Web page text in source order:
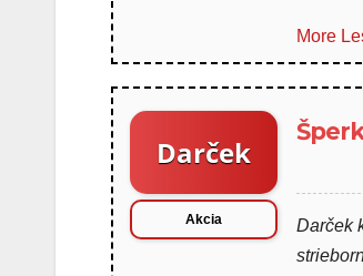
More
Darček
Akcia
Darček